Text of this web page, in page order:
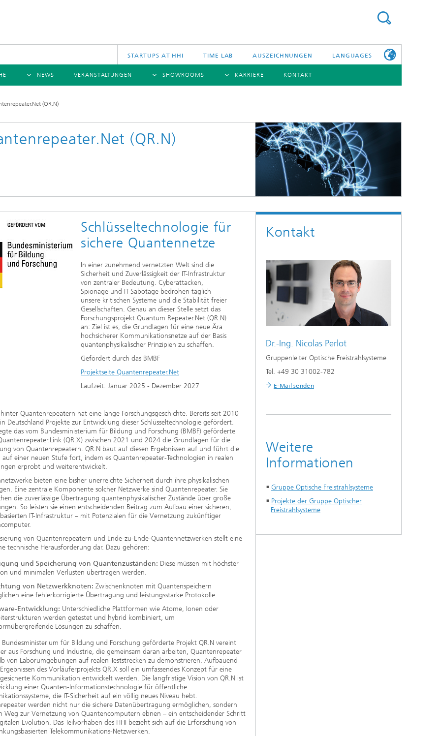
STARTUPS AT HHI TIME LAB AUSZEICHNUNGEN LANGUAGES
Hybride Integration und Sensorik
Technologie und Infrastruktur
NEWS
2022
2020
VERANSTALTUNGEN SHOWROOMS
TECH SPACE
KARRIERE
STELLEN
INFOS ZUM
FRAUNHOFER
HHI ALS
ARBEITGEBER
KONTAKT
(QR.N)
(QR.N)
Schlüsseltechnologie für
sichere Quantennetze
In einer zunehmend vernetzten Welt sind die
Sicherheit und Zuverlässigkeit der IT-Infrastruktur
von zentraler Bedeutung. Cyberattacken,
Spionage und IT-Sabotage bedrohen täglich
unsere kritischen Systeme und die Stabilität freier
Gesellschaften. Genau an dieser Stelle setzt das
Forschungsprojekt Quantum Repeater.Net (QR.N)
an: Ziel ist es, die Grundlagen für eine neue Ära
hochsicherer Kommunikationsnetze auf der Basis
quantenphysikalischer Prinzipien zu schaffen.
Gefördert durch das BMBF
Projektseite Quantenrepeater.Net
Laufzeit: Januar 2025 - Dezember 2027
hinter Quantenrepeatern hat eine lange Forschungsgeschichte. Bereits seit 2010
Deutschland Projekte zur Entwicklung dieser Schlüsseltechnologie gefördert.
das vom Bundesministerium für Bildung und Forschung (BMBF) geförderte
(QR.X) zwischen 2021 und 2024 die Grundlagen für die
von Quantenrepeatern. QR.N baut auf diesen Ergebnissen auf und führt die
auf einer neuen Stufe fort, indem es Quantenrepeater-Technologien in realen
erprobt und weiterentwickelt.
bieten eine bisher unerreichte Sicherheit durch ihre physikalischen
Eine zentrale Komponente solcher Netzwerke sind Quantenrepeater. Sie
die zuverlässige Übertragung quantenphysikalischer Zustände über große
So leisten sie einen entscheidenden Beitrag zum Aufbau einer sicheren,
IT-Infrastruktur – mit Potenzialen für die Vernetzung zukünftiger
von Quantenrepeatern und Ende-zu-Ende-Quantennetzwerken stellt eine
technische Herausforderung dar. Dazu gehören:
und Speicherung von Quantenzuständen: Diese müssen mit höchster
und minimalen Verlusten übertragen werden.
von Netzwerkknoten: Zwischenknoten mit Quantenspeichern
eine fehlerkorrigierte Übertragung und leistungsstarke Protokolle.
Entwicklung: Unterschiedliche Plattformen wie Atome, Ionen oder
werden getestet und hybrid kombiniert, um
Lösungen zu schaffen.
Bundesministerium für Bildung und Forschung geförderte Projekt QR.N vereint
aus Forschung und Industrie, die gemeinsam daran arbeiten, Quantenrepeater
von Laborumgebungen auf realen Teststrecken zu demonstrieren. Aufbauend
des Vorläuferprojekts QR.X soll ein umfassendes Konzept für eine
Kommunikation entwickelt werden. Die langfristige Vision von QR.N ist
einer Quanten-Informationstechnologie für öffentliche
die IT-Sicherheit auf ein völlig neues Niveau hebt.
werden nicht nur die sichere Datenübertragung ermöglichen, sondern
Weg zur Vernetzung von Quantencomputern ebnen – ein entscheidender Schritt
Evolution. Das Teilvorhaben des HHI bezieht sich auf die Erforschung von
Telekommunikations-Netzwerken.
Kontakt
Dr.-Ing. Nicolas Perlot
Gruppenleiter Optische Freistrahlsysteme
Tel. +49 30 31002-782
E-Mail senden
Weitere
Informationen
Gruppe Optische Freistrahlsysteme
Projekte der Gruppe Optischer
Freistrahlsysteme